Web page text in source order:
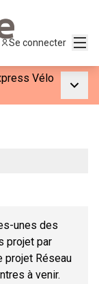
Se connecter
Vélo
unes des
projet par
projet Réseau
à venir.